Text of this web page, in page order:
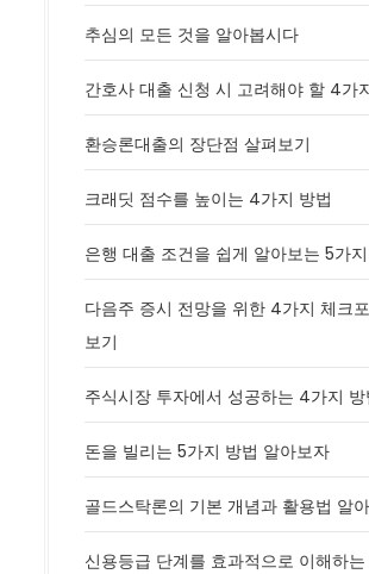
추심의 모든 것을 알아봅시다
간호사 대출 신청 시 고려해야 할 4가
환승론대출의 장단점 살펴보기
크래딧 점수를 높이는 4가지 방법
은행 대출 조건을 쉽게 알아보는 5가
다음주 증시 전망을 위한 4가지 체크
보기
주식시장 투자에서 성공하는 4가지 방
돈을 빌리는 5가지 방법 알아보자
골드스탁론의 기본 개념과 활용법 알
신용등급 단계를 효과적으로 이해하